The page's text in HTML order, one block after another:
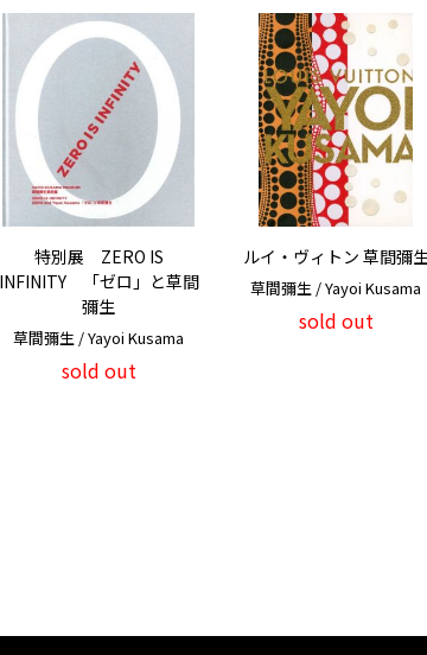
特別展 ZERO IS
INFINITY 「ゼロ」と草間
彌生
草間彌生 / Yayoi Kusama
sold out
ルイ・ヴィトン 草間彌
草間彌生 / Yayoi Kusama
sold out